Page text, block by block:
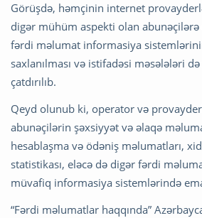
Görüşdə, həmçinin internet
digər mühüm aspekti olan
fərdi məlumat informasiya
saxlanılması və istifadəsi məsələləri
çatdırılıb.
Qeyd olunub ki, operator və
abunəçilərin şəxsiyyət və əlaqə
hesablaşma və ödəniş məlumatları,
statistikası, eləcə də digər fərdi
müvafiq informasiya sistemlərində
“Fərdi məlumatlar haqqında”